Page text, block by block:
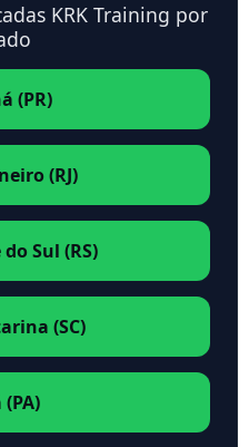
KRK Training por
(PR)
(RJ)
Sul (RS)
(SC)